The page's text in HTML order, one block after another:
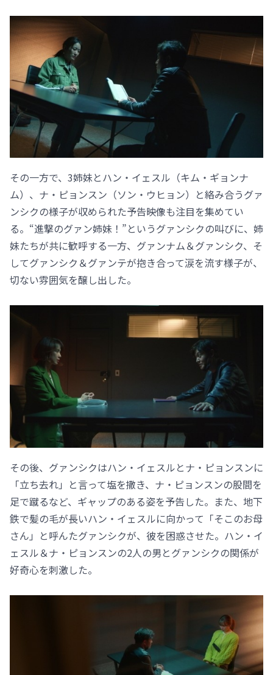
その一方で、3姉妹とハン・イェスル（キム・ギョンナ
ム）、ナ・ピョンスン（ソン・ウヒョン）と絡み合うグァ
ンシクの様子が収められた予告映像も注目を集めてい
る。“進撃のグァン姉妹！”というグァンシクの叫びに、姉
妹たちが共に歓呼する一方、グァンナム＆グァンシク、そ
してグァンシク＆グァンテが抱き合って涙を流す様子が、
切ない雰囲気を醸し出した。
その後、グァンシクはハン・イェスルとナ・ピョンスンに
「立ち去れ」と言って塩を撒き、ナ・ピョンスンの股間を
足で蹴るなど、ギャップのある姿を予告した。また、地下
鉄で髪の毛が長いハン・イェスルに向かって「そこのお母
さん」と呼んたグァンシクが、彼を困惑させた。ハン・イ
ェスル＆ナ・ピョンスンの2人の男とグァンシクの関係が
好奇心を刺激した。